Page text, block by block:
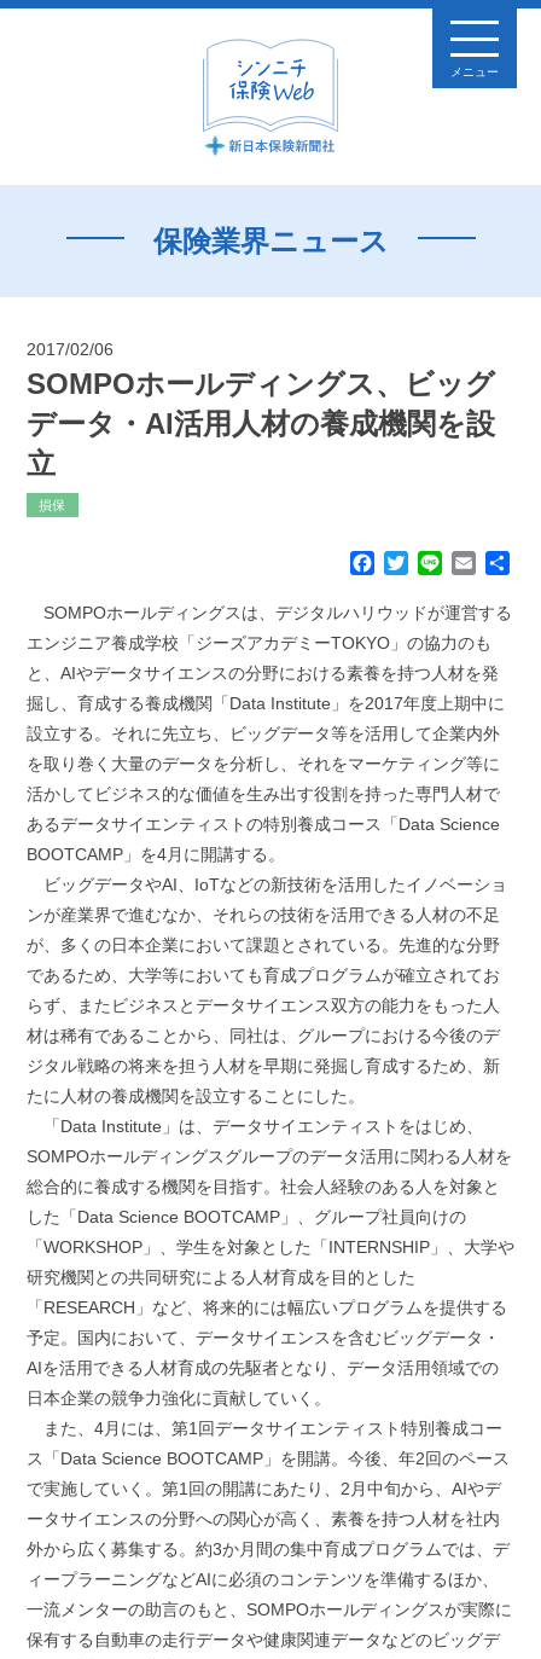
メニュー
保険業界ニュース
2017/02/06
SOMPOホールディングス、ビッグ
データ・AI活用人材の養成機関を設
立
損保
c
e
o
o
k
T
t
t
e
r
n
e
E
a
i
SOMPOホールディングスは、デジタルハリウッドが運営する
エンジニア養成学校「ジーズアカデミーTOKYO」の協力のも
と、AIやデータサイエンスの分野における素養を持つ人材を発
掘し、育成する養成機関「Data Institute」を2017年度上期中に
設立する。それに先立ち、ビッグデータ等を活用して企業内外
を取り巻く大量のデータを分析し、それをマーケティング等に
活かしてビジネス的な価値を生み出す役割を持った専門人材で
あるデータサイエンティストの特別養成コース「Data Science
BOOTCAMP」を4月に開講する。
ビッグデータやAI、IoTなどの新技術を活用したイノベーショ
ンが産業界で進むなか、それらの技術を活用できる人材の不足
が、多くの日本企業において課題とされている。先進的な分野
であるため、大学等においても育成プログラムが確立されてお
らず、またビジネスとデータサイエンス双方の能力をもった人
材は稀有であることから、同社は、グループにおける今後のデ
ジタル戦略の将来を担う人材を早期に発掘し育成するため、新
たに人材の養成機関を設立することにした。
「Data Institute」は、データサイエンティストをはじめ、
SOMPOホールディングスグループのデータ活用に関わる人材を
総合的に養成する機関を目指す。社会人経験のある人を対象と
した「Data Science BOOTCAMP」、グループ社員向けの
「WORKSHOP」、学生を対象とした「INTERNSHIP」、大学や
研究機関との共同研究による人材育成を目的とした
「RESEARCH」など、将来的には幅広いプログラムを提供する
予定。国内において、データサイエンスを含むビッグデータ・
AIを活用できる人材育成の先駆者となり、データ活用領域での
日本企業の競争力強化に貢献していく。
また、4月には、第1回データサイエンティスト特別養成コー
ス「Data Science BOOTCAMP」を開講。今後、年2回のペース
で実施していく。第1回の開講にあたり、2月中旬から、AIやデ
ータサイエンスの分野への関心が高く、素養を持つ人材を社内
外から広く募集する。約3か月間の集中育成プログラムでは、デ
ィープラーニングなどAIに必須のコンテンツを準備するほか、
一流メンターの助言のもと、SOMPOホールディングスが実際に
保有する自動車の走行データや健康関連データなどのビッグデ